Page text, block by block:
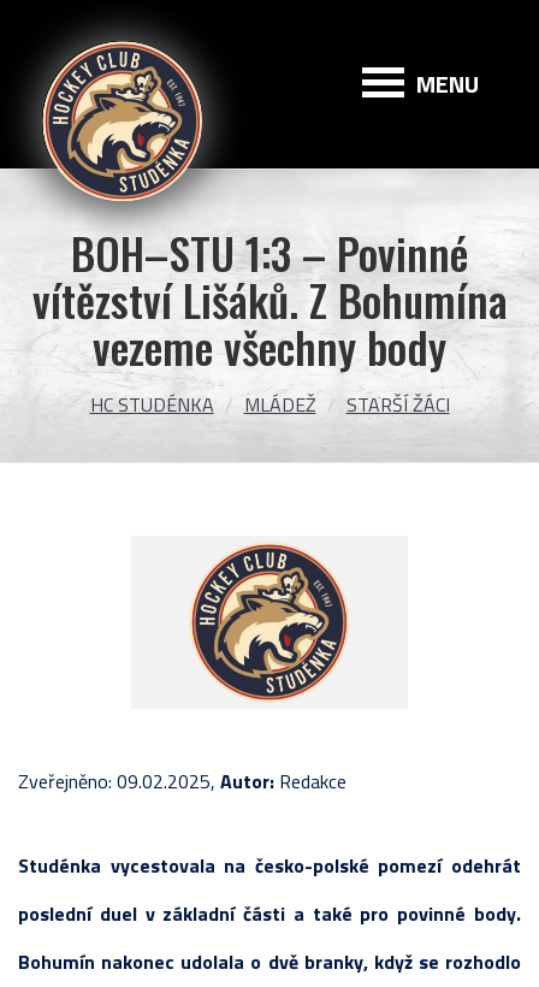
Studénka
MENU
BOH–STU 1:3 – Povinné
vítězství Lišáků. Z Bohumína
vezeme všechny body
HC STUDÉNKA MLÁDEŽ STARŠÍ ŽÁCI
Zveřejněno: 09.02.2025, Autor: Redakce
Studénka vycestovala na česko-polské pomezí odehrát
poslední duel v základní části a také pro povinné body.
Bohumín nakonec udolala o dvě branky, když se rozhodlo